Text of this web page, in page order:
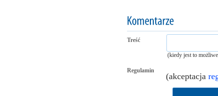
Treść
(kiedy jest to
Regulamin
(akceptacja